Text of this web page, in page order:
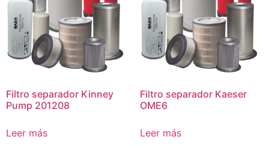
Filtro separador Kinney
Pump 201208
Leer más
Filtro separador Kaeser
OME6
Leer más